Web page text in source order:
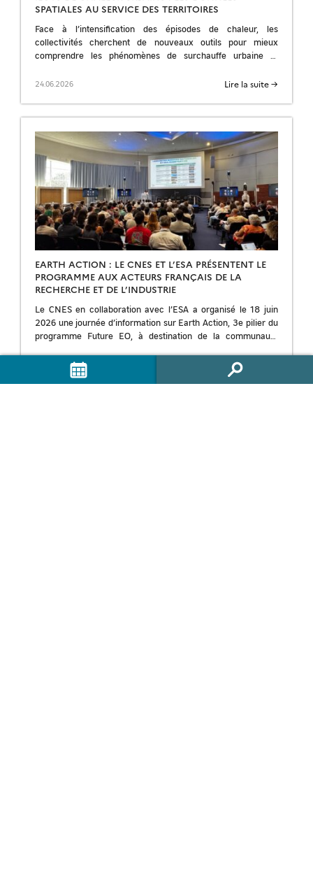
SPATIALES AU SERVICE DES TERRITOIRES
Face à l’intensification des épisodes de chaleur, les
collectivités cherchent de nouveaux outils pour mieux
comprendre les phénomènes de surchauffe urbaine et
[…]
24.06.2026 Lire la suite →
EARTH ACTION : LE CNES ET L’ESA PRÉSENTENT LE
PROGRAMME AUX ACTEURS FRANÇAIS DE LA
RECHERCHE ET DE L’INDUSTRIE
Le CNES en collaboration avec l’ESA a organisé le 18 juin
2026 une journée d’information sur Earth Action, 3e pilier du
programme Future EO, à destination de la communauté
23.06.2026 Lire la suite →